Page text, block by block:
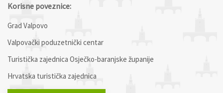
Korisne poveznice:
Grad Valpovo
Valpovački poduzetnički centar
Turistička zajednica Osječko-baranjske županije
Hrvatska turistička zajednica